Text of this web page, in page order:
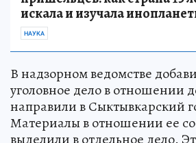
искала и изучала
НАУКА
В надзорном ведомстве
уголовное дело в отношении
направили в Сыктывкарский
Материалы в отношении ее